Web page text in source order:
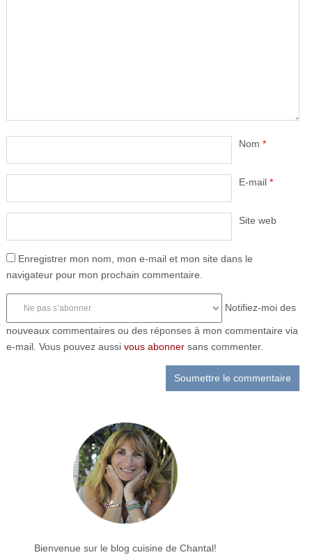
Nom *
E-mail *
Site web
Enregistrer mon nom, mon e-mail et mon site dans le
navigateur pour mon prochain commentaire.
Notifiez-moi des
nouveaux commentaires ou des réponses à mon commentaire via
e-mail. Vous pouvez aussi vous abonnersans commenter.
Bienvenue sur le blog cuisine de Chantal!